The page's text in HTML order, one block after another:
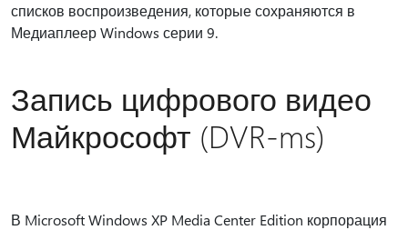
списков воспроизведения, которые сохраняются в
Медиаплеер Windows серии 9.
Запись цифрового видео
Майкрософт (DVR-ms)
В Microsoft Windows XP Media Center Edition корпорация